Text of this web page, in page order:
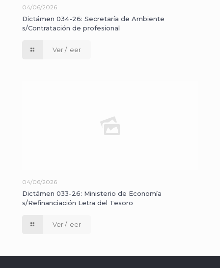
04/06/2026
Dictámen 034-26: Secretaría de Ambiente
s/Contratación de profesional
Ver / leer
04/06/2026
Dictámen 033-26: Ministerio de Economía
s/Refinanciación Letra del Tesoro
Ver / leer